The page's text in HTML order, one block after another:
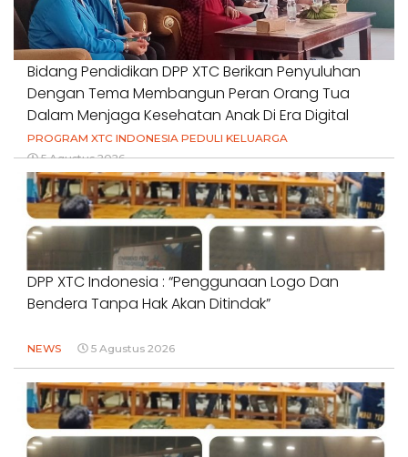
Bidang Pendidikan DPP XTC Berikan Penyuluhan
Dengan Tema Membangun Peran Orang Tua
Dalam Menjaga Kesehatan Anak Di Era Digital
PROGRAM XTC INDONESIA PEDULI KELUARGA
5 Agustus 2026
DPP XTC Indonesia : “Penggunaan Logo Dan
Bendera Tanpa Hak Akan Ditindak”
NEWS 5 Agustus 2026